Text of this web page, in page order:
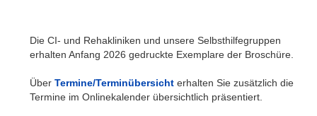
Die CI- und Rehakliniken und unsere Selbsthilfegruppen
erhalten Anfang 2026 gedruckte Exemplare der Broschüre.
ÜberTermine/Terminübersicht erhalten Sie zusätzlich die
Termine im Onlinekalender übersichtlich präsentiert.